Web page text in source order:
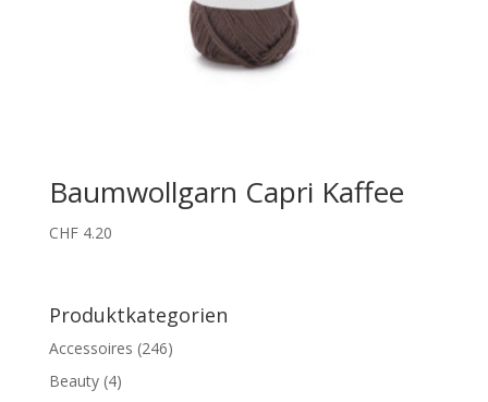
Baumwollgarn Capri Kaffee
CHF4.20
Produktkategorien
Accessoires (246)
Beauty (4)